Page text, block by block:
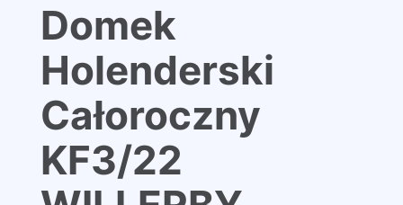
Domek
Holenderski
Całoroczny
KF3/22